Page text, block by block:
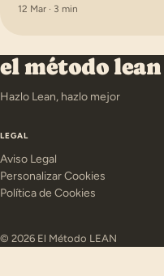
12 Mar · 3 min
el método lean
Hazlo Lean, hazlo mejor
LEGAL
Aviso Legal
Personalizar Cookies
Política de Cookies
© 2026 El Método LEAN